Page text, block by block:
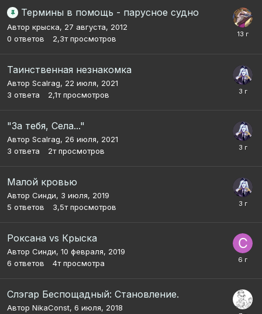
Термины в помощь - парусное судно
Автор крыска, 27 августа, 2012
0 ответов 2,3т просмотров
Таинственная незнакомка
Автор Scalrag, 22 июля, 2021
3 ответа 2,1т просмотров
"За тебя, Села..."
Автор Scalrag, 26 июля, 2021
3 ответа 2т просмотров
Малой кровью
Автор Синди, 3 июля, 2019
5 ответов 3,5т просмотров
Роксана vs Крыска
Автор Синди, 10 февраля, 2019
6 ответов 4т просмотра
Слэгар Беспощадный: Становление.
Автор NikaConst, 6 июля, 2018